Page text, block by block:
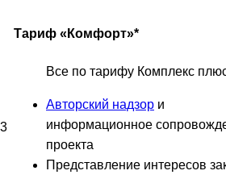
3
Тариф «Комфорт»*
Все по тарифу Комплекс
Авторский надзор и
информационное
проекта
Представление интересов